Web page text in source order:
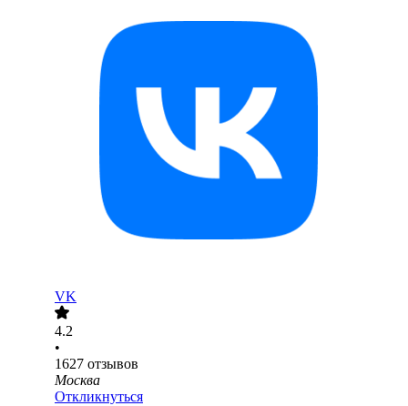
VK
4.2
•
1627 отзывов
Москва
Откликнуться